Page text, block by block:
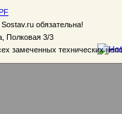
обязательна!
Полковая 3/3
замеченных технических